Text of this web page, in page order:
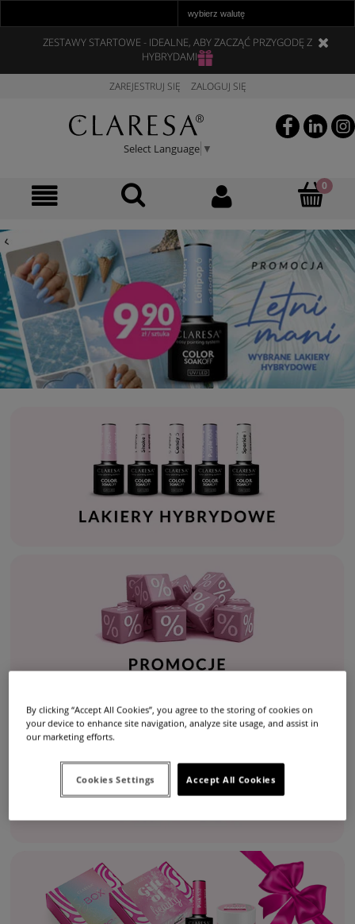
ZESTAWY STARTOWE - IDEALNE, ABY ZACZĄĆ PRZYGODĘ Z
HYBRYDAMI
ZAREJESTRUJ SIĘ ZALOGUJ SIĘ
Select Language ▼
By clicking “Accept All Cookies”, you agree to the storing of cookies on
your device to enhance site navigation, analyze site usage, and assist in
our marketing efforts.
Accept All Cookies
Cookies Settings